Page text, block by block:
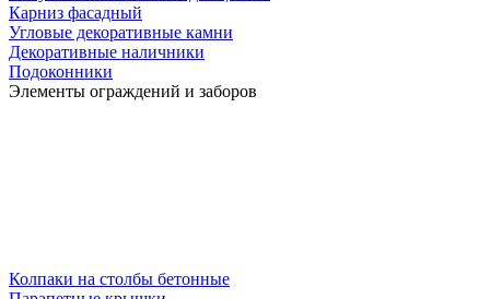
Карниз фасадный
Угловые декоративные камни
Декоративные наличники
Подоконники
Элементы ограждений и заборов
Колпаки на столбы бетонные